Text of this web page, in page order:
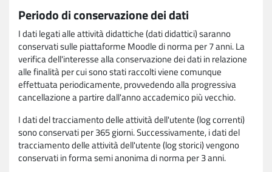
Periodo di conservazione dei dati
I dati legati alle attività didattiche (dati didattici) saranno
conservati sulle piattaforme Moodle di norma per 7 anni. La
verifica dell'interesse alla conservazione dei dati in relazione
alle finalità per cui sono stati raccolti viene comunque
effettuata periodicamente, provvedendo alla progressiva
cancellazione a partire dall'anno accademico più vecchio.
I dati del tracciamento delle attività dell'utente (log correnti)
sono conservati per 365 giorni. Successivamente, i dati del
tracciamento delle attività dell'utente (log storici) vengono
conservati in forma semi anonima di norma per 3 anni.